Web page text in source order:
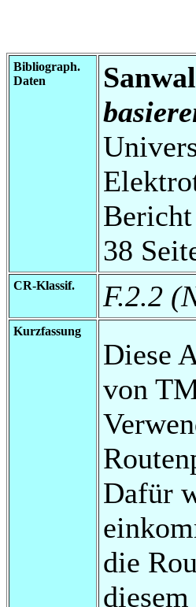
Bibliograph.
Daten
38
CR-Klassif. F.2.2
Kurzfassung
Diese
von
Dafür
die